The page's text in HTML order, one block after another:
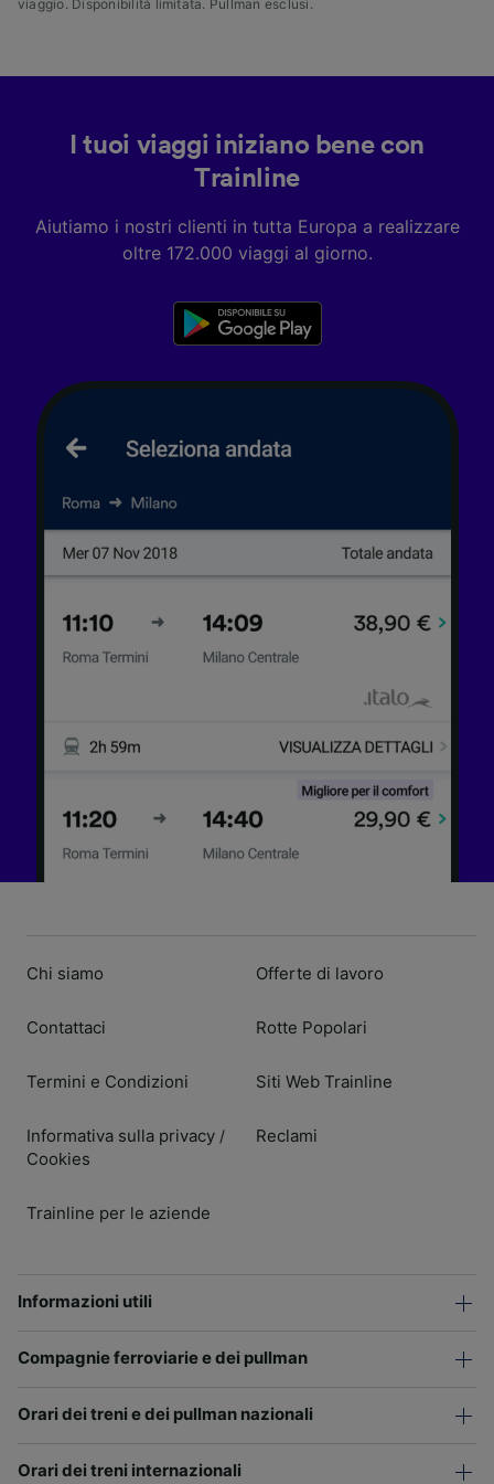
viaggio. Disponibilità limitata. Pullman esclusi.
I tuoi viaggi iniziano bene con
Trainline
Aiutiamo i nostri clienti in tutta Europa a realizzare
oltre 172.000 viaggi al giorno.
Chi siamo
Contattaci
Termini e Condizioni
Informativa sulla privacy /
Cookies
Trainline per le aziende
Offerte di lavoro
Rotte Popolari
Siti Web Trainline
Reclami
Informazioni utili
Compagnie ferroviarie e dei pullman
Orari dei treni e dei pullman nazionali
Orari dei treni internazionali